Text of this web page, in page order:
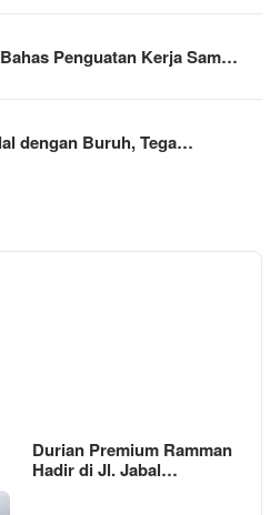
Penguatan Kerja Sam…
dengan Buruh, Tega…
Durian Premium Ramman
Hadir di Jl. Jabal…